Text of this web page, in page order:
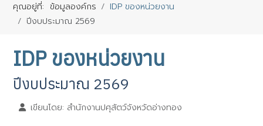
คุณอยู่ที่:ข้อมูลองค์กร
IDP ของหน่วยงาน
ปีงบประมาณ 2569
IDP ของหน่วยงาน
ปีงบประมาณ 2569
เขียนโดย: สำนักงานปศุสัตว์จังหวัดอ่างทอง